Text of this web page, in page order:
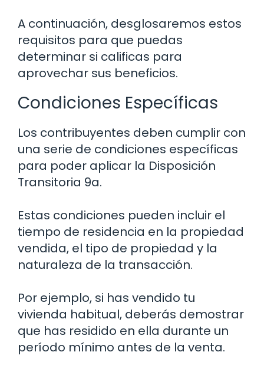
A continuación, desglosaremos estos
requisitos para que puedas
determinar si calificas para
aprovechar sus beneficios.
Condiciones Específicas
Los contribuyentes deben cumplir con
una serie de condiciones específicas
para poder aplicar la Disposición
Transitoria 9a.
Estas condiciones pueden incluir el
tiempo de residencia en la propiedad
vendida, el tipo de propiedad y la
naturaleza de la transacción.
Por ejemplo, si has vendido tu
vivienda habitual, deberás demostrar
que has residido en ella durante un
período mínimo antes de la venta.